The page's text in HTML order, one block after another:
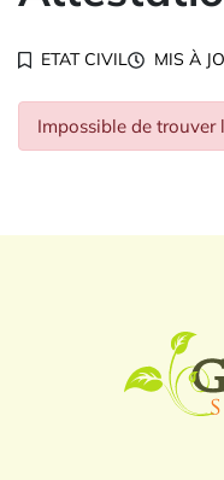
ETAT CIVIL MIS À
Impossible de trouver